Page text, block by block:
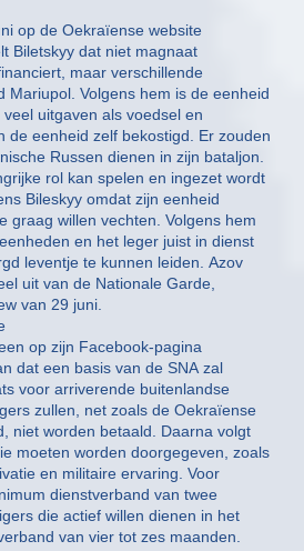
op de Oekraïense website
Biletskyy dat niet magnaat
maar verschillende
Mariupol. Volgens hem is de eenheid
uitgaven als voedsel en
de eenheid zelf bekostigd. Er zouden
Russen dienen in zijn bataljon.
rol kan spelen en ingezet wordt
Bileskyy omdat zijn eenheid
graag willen vechten. Volgens hem
en het leger juist in dienst
leventje te kunnen leiden. Azov
uit van de Nationale Garde,
van 29 juni.
op zijn Facebook-pagina
dat een basis van de SNA zal
voor arriverende buitenlandse
zullen, net zoals de Oekraïense
niet worden betaald. Daarna volgt
moeten worden doorgegeven, zoals
en militaire ervaring. Voor
dienstverband van twee
die actief willen dienen in het
van vier tot zes maanden.